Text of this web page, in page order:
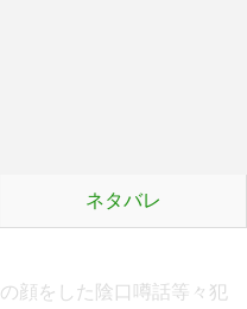
ネタバレ
顔をした陰口噂話等々犯